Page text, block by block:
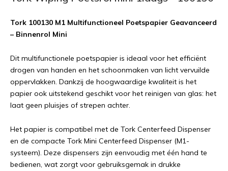
Tork 100130 M1 Multifunctioneel Poetspapier Geavanceerd
– Binnenrol Mini
Dit multifunctionele poetspapier is ideaal voor het efficiënt
drogen van handen en het schoonmaken van licht vervuilde
oppervlakken. Dankzij de hoogwaardige kwaliteit is het
papier ook uitstekend geschikt voor het reinigen van glas: het
laat geen pluisjes of strepen achter.
Het papier is compatibel met de Tork Centerfeed Dispenser
en de compacte Tork Mini Centerfeed Dispenser (M1-
systeem). Deze dispensers zijn eenvoudig met één hand te
bedienen, wat zorgt voor gebruiksgemak in drukke